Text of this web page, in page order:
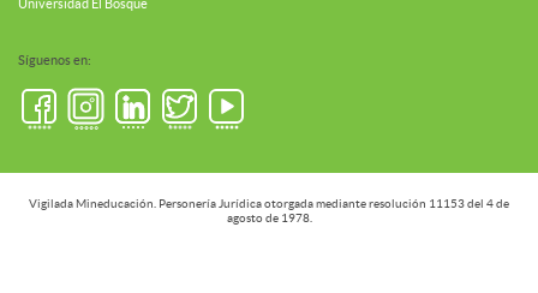
Universidad El Bosque
Síguenos en:
Vigilada Mineducación. Personería Jurídica otorgada mediante resolución 11153 del 4 de
agosto de 1978.